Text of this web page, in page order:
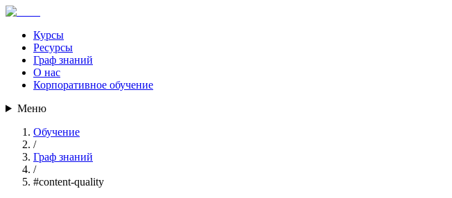
Курсы
Ресурсы
Граф знаний
О нас
Корпоративное обучение
Меню
Обучение
/
Граф знаний
/
#content-quality